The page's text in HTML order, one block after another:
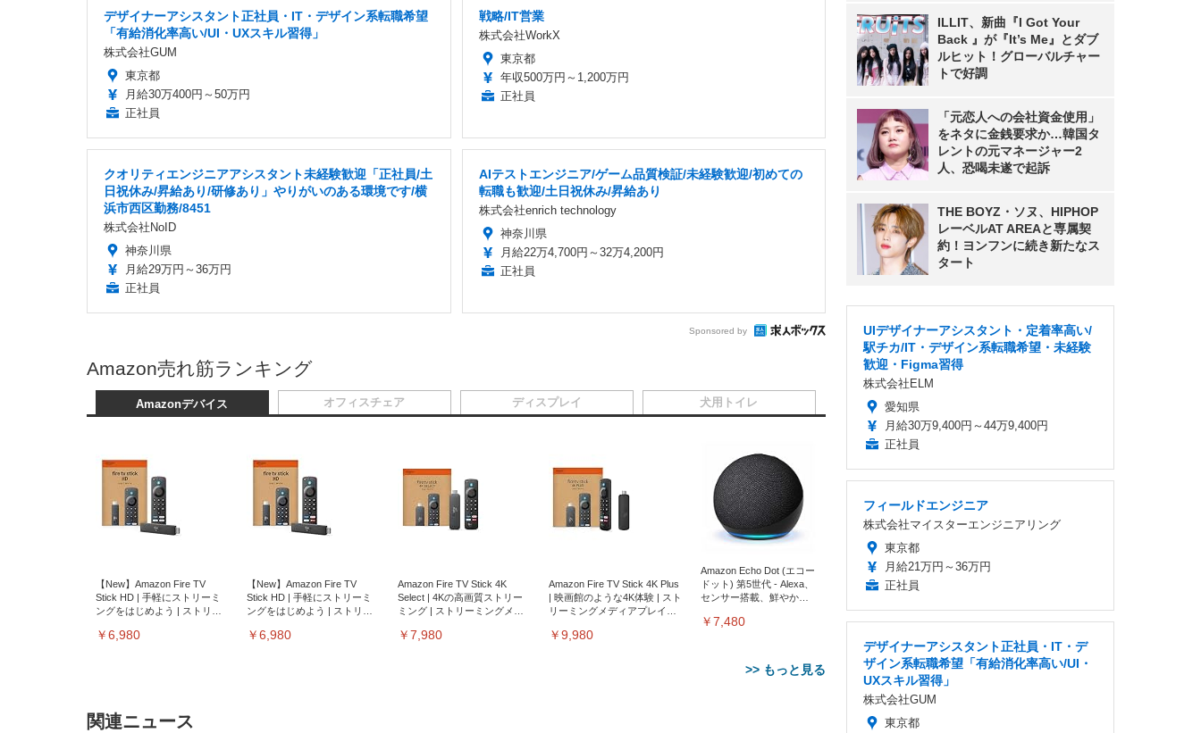
デザイナーアシスタント正社員・IT・デザイン系転職希望
「有給消化率高い/UI・UXスキル習得」
株式会社GUM
東京都
月給30万400円～50万円
正社員
戦略/IT営業
株式会社WorkX
東京都
年収500万円～1,200万円
正社員
クオリティエンジニアアシスタント未経験歓迎「正社員/土
日祝休み/昇給あり/研修あり」やりがいのある環境です/横
浜市西区勤務/8451
株式会社NoID
神奈川県
月給29万円～36万円
正社員
AIテストエンジニア/ゲーム品質検証/未経験歓迎/初めての
転職も歓迎/土日祝休み/昇給あり
株式会社enrich technology
神奈川県
月給22万4,700円～32万4,200円
正社員
Sponsored by
Amazon売れ筋ランキング
Amazonデバイス
【New】Amazon Fire TV
Stick HD | 手軽にストリーミ
ングをはじめよう | ストリー
￥6,980
【New】Amazon Fire TV
Stick HD | 手軽にストリーミ
ングをはじめよう | ストリー
￥6,980
Amazon Fire TV Stick 4K
Select | 4Kの高画質ストリー
ミング | ストリーミングメデ
￥7,980
Amazon Fire TV Stick 4K Plus
| 映画館のような4K体験 | スト
リーミングメディアプレイヤ
￥9,980
Amazon Echo Dot (エコー
ドット) 第5世代 - Alexa、
センサー搭載、鮮やかな
￥7,480
>> もっと見る
オフィスチェア ディスプレイ 犬用トイレ
関連ニュース
ILLIT、新曲『I Got Your
Back 』が『It’s Me』とダブ
ルヒット！グローバルチャー
トで好調
「元恋人への会社資金使用」
をネタに金銭要求か…韓国タ
レントの元マネージャー2
人、恐喝未遂で起訴
THE BOYZ・ソヌ、HIPHOP
レーベルAT AREAと専属契
約！ヨンフンに続き新たなス
タート
UIデザイナーアシスタント・定着率高い/
駅チカ/IT・デザイン系転職希望・未経験
歓迎・Figma習得
株式会社ELM
愛知県
月給30万9,400円～44万9,400円
正社員
フィールドエンジニア
株式会社マイスターエンジニアリング
東京都
月給21万円～36万円
正社員
デザイナーアシスタント正社員・IT・デ
ザイン系転職希望「有給消化率高い/UI・
UXスキル習得」
株式会社GUM
東京都